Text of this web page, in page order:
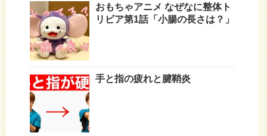
おもちゃアニメ なぜなに整体ト
リビア第1話「小腸の長さは？」
手と指の疲れと腱鞘炎